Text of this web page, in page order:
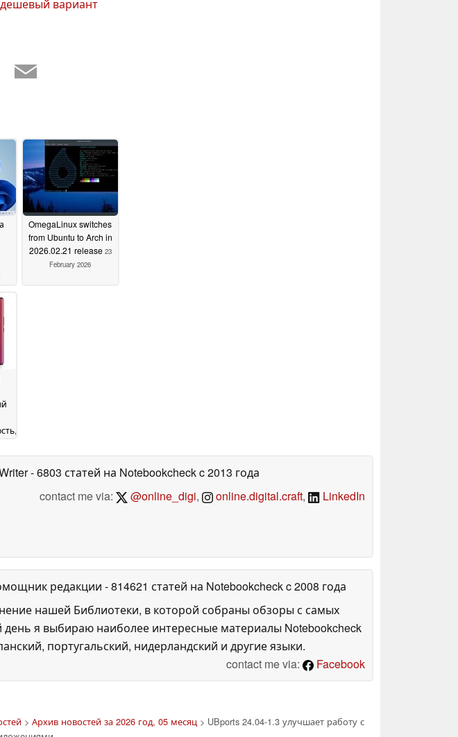
вариант
OmegaLinux switches
from Ubuntu to Arch in
2026.02.21 release 23
February 2026
- 6803 статей на Notebookcheckc 2013 года
contact me via:
@online_digi, online.digital.craft, LinkedIn
редакции - 814621 статей на Notebookcheckc 2008 года
нашей Библиотеки, в которой собраны обзоры с самых
я выбираю наиболее интересные материалы Notebookcheck
португальский, нидерландский и другие языки.
contact me via:
Facebook
> Архив новостей за 2026 год, 05 месяц > UBports 24.04-1.3 улучшает работу с